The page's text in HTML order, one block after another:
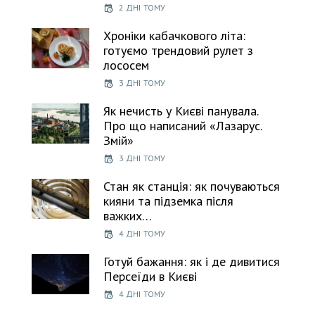
2 ДНІ ТОМУ
Хроніки кабачкового літа:
готуємо трендовий рулет з
лососем
3 ДНІ ТОМУ
Як нечисть у Києві панувала.
Про що написаний «Лазарус.
Змій»
3 ДНІ ТОМУ
Стан як станція: як почуваються
кияни та підземка після
важких…
4 ДНІ ТОМУ
Готуй бажання: як і де дивитися
Персеїди в Києві
4 ДНІ ТОМУ